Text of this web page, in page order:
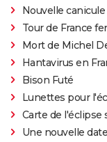
Nouvelle canicule
Tour de France
Mort de Michel
Hantavirus en
Bison Futé
Lunettes pour
Carte de l'éclipse
Une nouvelle